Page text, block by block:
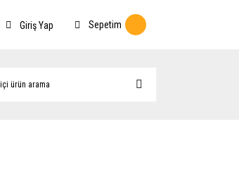
Giriş Yap Sepetim